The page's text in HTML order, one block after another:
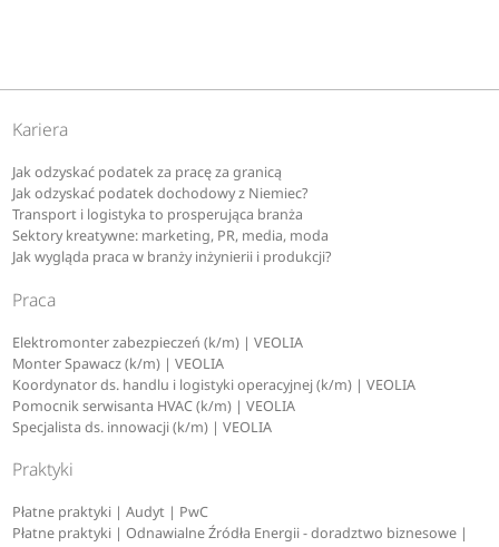
geografia
H
I
informatyka
inżynieria cyberprzestrzeni
Kariera
Jak odzyskać podatek za pracę za granicą
Jak odzyskać podatek dochodowy z Niemiec?
Transport i logistyka to prosperująca branża
Sektory kreatywne: marketing, PR, media, moda
Jak wygląda praca w branży inżynierii i produkcji?
Praca
Elektromonter zabezpieczeń (k/m) | VEOLIA
Monter Spawacz (k/m) | VEOLIA
Koordynator ds. handlu i logistyki operacyjnej (k/m) | VEOLIA
Pomocnik serwisanta HVAC (k/m) | VEOLIA
Specjalista ds. innowacji (k/m) | VEOLIA
Praktyki
Płatne praktyki | Audyt | PwC
Płatne praktyki | Odnawialne Źródła Energii - doradztwo biznesowe |